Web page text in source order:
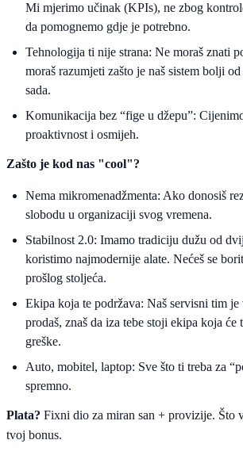
Mi mjerimo učinak (KPIs), ne zbog
da pomognemo gdje je potrebno.
Tehnologija ti nije strana: Ne moraš znati
moraš razumjeti zašto je naš sistem bolji
sada.
Komunikacija bez “fige u džepu”:
proaktivnost i osmijeh.
Zašto je kod nas "cool"?
Nema mikromenadžmenta: Ako donosiš
slobodu u organizaciji svog vremena.
Stabilnost 2.0: Imamo tradiciju dužu od
koristimo najmodernije alate. Nećeš se
prošlog stoljeća.
Ekipa koja te podržava: Naš servisni tim
prodaš, znaš da iza tebe stoji ekipa koja će
greške.
Auto, mobitel, laptop: Sve što ti treba za
spremno.
Plata? Fixni dio za miran san + provizije. Što
tvoj bonus.